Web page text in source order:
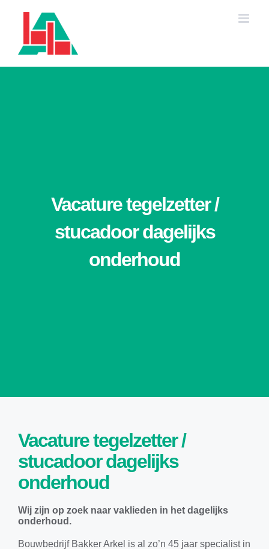
Vacature tegelzetter /
stucadoor dagelijks
onderhoud
Vacature tegelzetter /
stucadoor dagelijks
onderhoud
Wij zijn op zoek naar vaklieden in het dagelijks
onderhoud.
Bouwbedrijf Bakker Arkel is al zo’n 45 jaar specialist in